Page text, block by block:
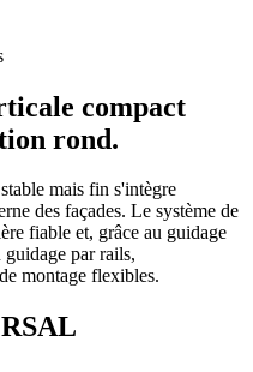
compact
rond.
mais fin s'intègre
des façades. Le système de
fiable et, grâce au guidage
par rails,
montage flexibles.